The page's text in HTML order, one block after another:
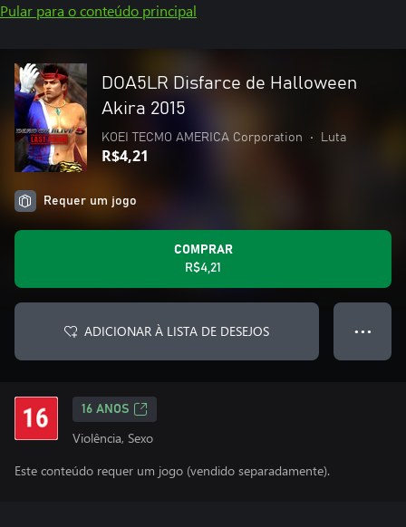
Pular para o conteúdo principal
DOA5LR Disfarce de Halloween
Akira 2015
KOEI TECMO AMERICA Corporation • Luta
R$4,21
Requer um jogo
COMPRAR
R$4,21
ADICIONAR À LISTA DE DESEJOS ● ● ●
16 ANOS
Violência, Sexo
Este conteúdo requer um jogo (vendido separadamente).